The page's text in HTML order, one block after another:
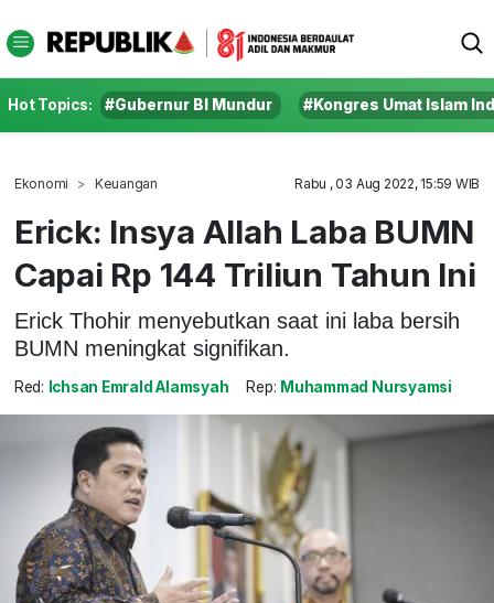
Hot Topics: #Gubernur BI Mundur #Kongres Umat Islam
Ekonomi Keuangan Rabu , 03 Aug 2022, 15:59 WIB
Erick: Insya Allah Laba BUMN
Capai Rp 144 Triliun Tahun Ini
Erick Thohir menyebutkan saat ini laba bersih
BUMN meningkat signifikan.
Red: Ichsan Emrald Alamsyah Rep: Muhammad Nursyamsi